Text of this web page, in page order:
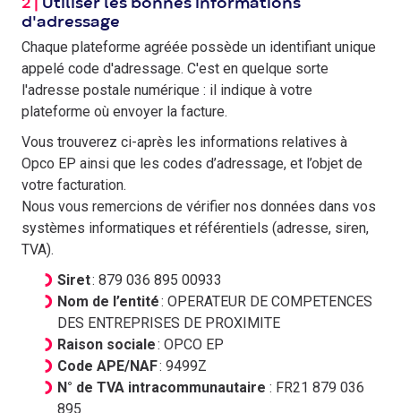
2 | Utiliser les bonnes informations
d'adressage
Chaque plateforme agréée possède un identifiant unique
appelé code d'adressage. C'est en quelque sorte
l'adresse postale numérique : il indique à votre
plateforme où envoyer la facture.
Vous trouverez ci-après les informations relatives à
Opco EP ainsi que les codes d’adressage, et l’objet de
votre facturation.
Nous vous remercions de vérifier nos données dans vos
systèmes informatiques et référentiels (adresse, siren,
TVA).
Siret: 879 036 895 00933
Nom de l’entité: OPERATEUR DE COMPETENCES
DES ENTREPRISES DE PROXIMITE
Raison sociale: OPCO EP
Code APE/NAF: 9499Z
N° de TVA intracommunautaire : FR21 879 036
895